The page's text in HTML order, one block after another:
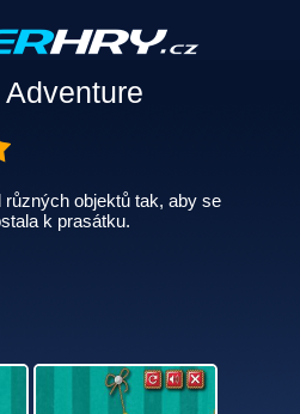
různých objektů tak, aby se
k prasátku.